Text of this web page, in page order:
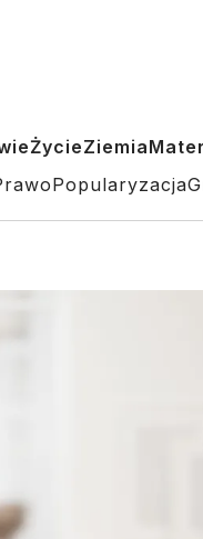
ŻycieZiemia
Popularyzacja